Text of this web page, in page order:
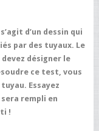
d’un dessin qui
par des tuyaux. Le
désigner le
ce test, vous
Essayez
rempli en
!